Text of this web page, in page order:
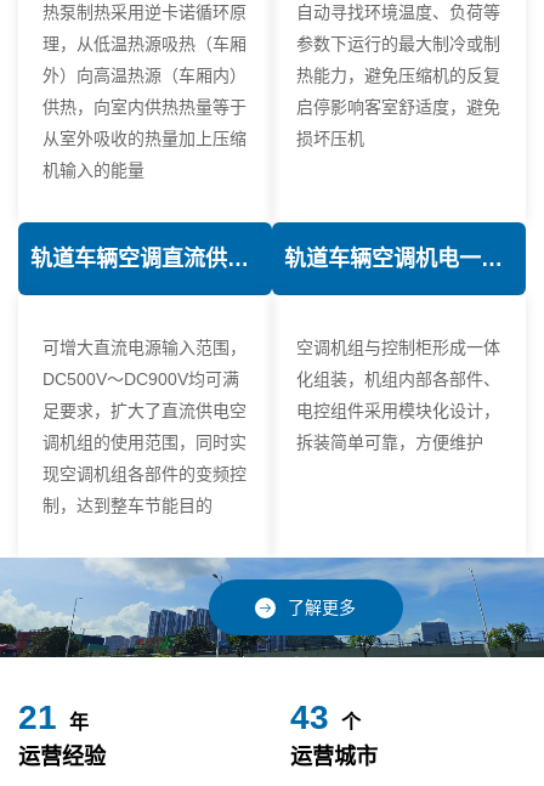
热泵制热采用逆卡诺循环原
理，从低温热源吸热（车厢
外）向高温热源（车厢内）
供热，向室内供热热量等于
从室外吸收的热量加上压缩
机输入的能量
自动寻找环境温度、负荷等
参数下运行的最大制冷或制
热能力，避免压缩机的反复
启停影响客室舒适度，避免
损坏压机
轨道车辆空调直流供电技术
可增大直流电源输入范围，
DC500V～DC900V均可满
足要求，扩大了直流供电空
调机组的使用范围，同时实
现空调机组各部件的变频控
制，达到整车节能目的
轨道车辆空调机电一体化技术
空调机组与控制柜形成一体
化组装，机组内部各部件、
电控组件采用模块化设计，
拆装简单可靠，方便维护
了解更多
24 年
运营经验
49 个
运营城市